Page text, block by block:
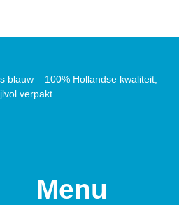
blauw – 100% Hollandse kwaliteit,
verpakt.
Menu